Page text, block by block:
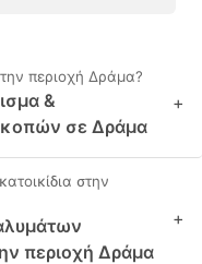
περιοχή Δράμα?
&
σε Δράμα
+
στην
περιοχή Δράμα
+